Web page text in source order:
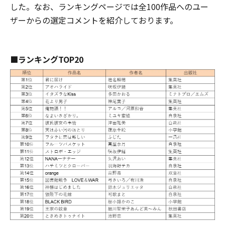
した。なお、ランキングページでは全100作品へのユー
ザーからの選定コメントを紹介しております。
■ランキングTOP20